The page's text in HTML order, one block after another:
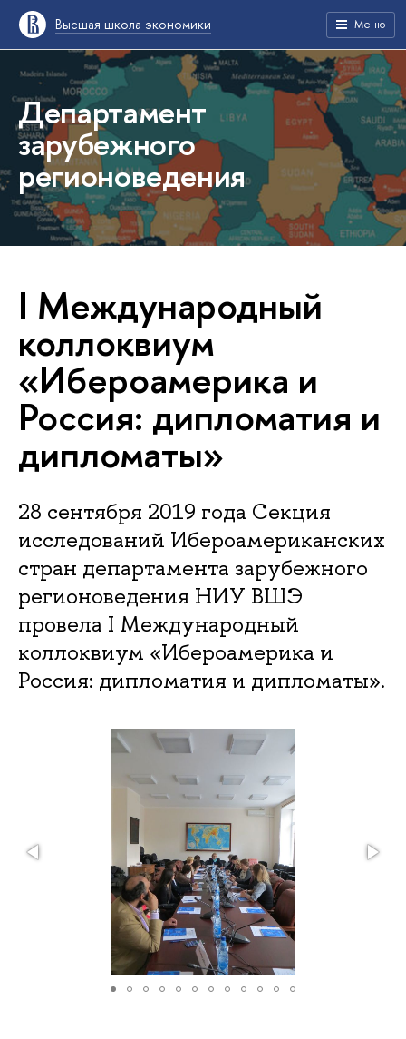
Высшая школа экономики Меню
Департамент
зарубежного
регионоведения
I Международный
коллоквиум
«Ибероамерика и
Россия: дипломатия и
дипломаты»
28 сентября 2019 года Секция
исследований Ибероамериканских
стран департамента зарубежного
регионоведения НИУ ВШЭ
провела I Международный
коллоквиум «Ибероамерика и
Россия: дипломатия и дипломаты».